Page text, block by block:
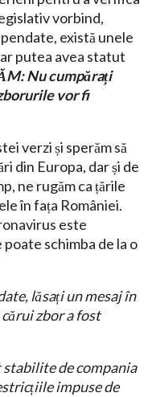
vorbind,
există unele
putea avea statut
Nu cumpărați
vor fi
verzi și sperăm să
din Europa, dar și de
ne rugăm ca țările
în fața României.
este
schimba de la o
lăsați un mesaj în
zbor a fost
de compania
impuse de